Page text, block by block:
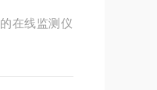
在线监测仪